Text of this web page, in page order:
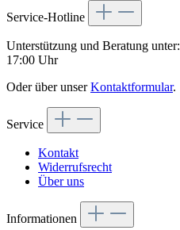
Service-Hotline
Unterstützung und Beratung unter:
17:00 Uhr
Oder über unserKontaktformular.
Service
Kontakt
Widerrufsrecht
Über uns
Informationen